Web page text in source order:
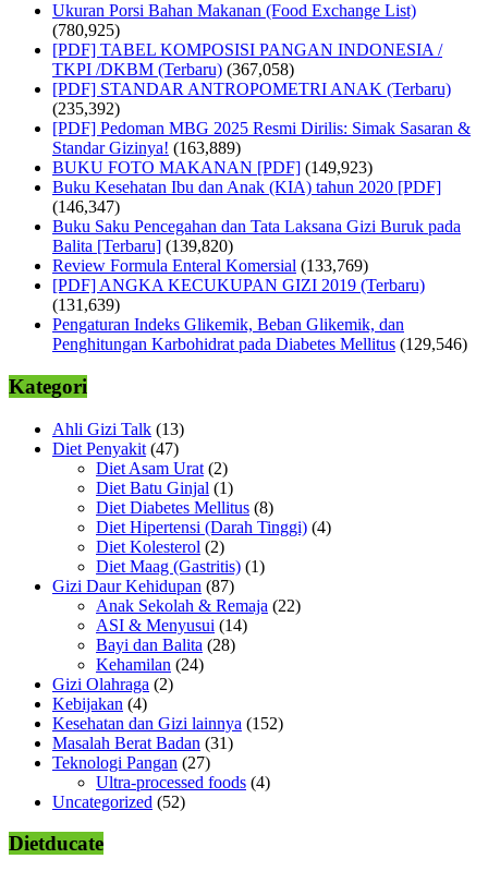
Ukuran Porsi Bahan Makanan (Food Exchange List)
(780,925)
[PDF] TABEL KOMPOSISI PANGAN INDONESIA /
TKPI /DKBM (Terbaru) (367,058)
[PDF] STANDAR ANTROPOMETRI ANAK (Terbaru)
(235,392)
[PDF] Pedoman MBG 2025 Resmi Dirilis: Simak Sasaran &
Standar Gizinya! (163,889)
BUKU FOTO MAKANAN [PDF] (149,923)
Buku Kesehatan Ibu dan Anak (KIA) tahun 2020 [PDF]
(146,347)
Buku Saku Pencegahan dan Tata Laksana Gizi Buruk pada
Balita [Terbaru] (139,820)
Review Formula Enteral Komersial (133,769)
[PDF] ANGKA KECUKUPAN GIZI 2019 (Terbaru)
(131,639)
Pengaturan Indeks Glikemik, Beban Glikemik, dan
Penghitungan Karbohidrat pada Diabetes Mellitus (129,546)
Kategori
Ahli Gizi Talk (13)
Diet Penyakit (47)
Diet Asam Urat (2)
Diet Batu Ginjal (1)
Diet Diabetes Mellitus (8)
Diet Hipertensi (Darah Tinggi) (4)
Diet Kolesterol (2)
Diet Maag (Gastritis) (1)
Gizi Daur Kehidupan (87)
Anak Sekolah & Remaja (22)
ASI & Menyusui (14)
Bayi dan Balita (28)
Kehamilan (24)
Gizi Olahraga (2)
Kebijakan (4)
Kesehatan dan Gizi lainnya (152)
Masalah Berat Badan (31)
Teknologi Pangan (27)
Ultra-processed foods (4)
Uncategorized (52)
Dietducate